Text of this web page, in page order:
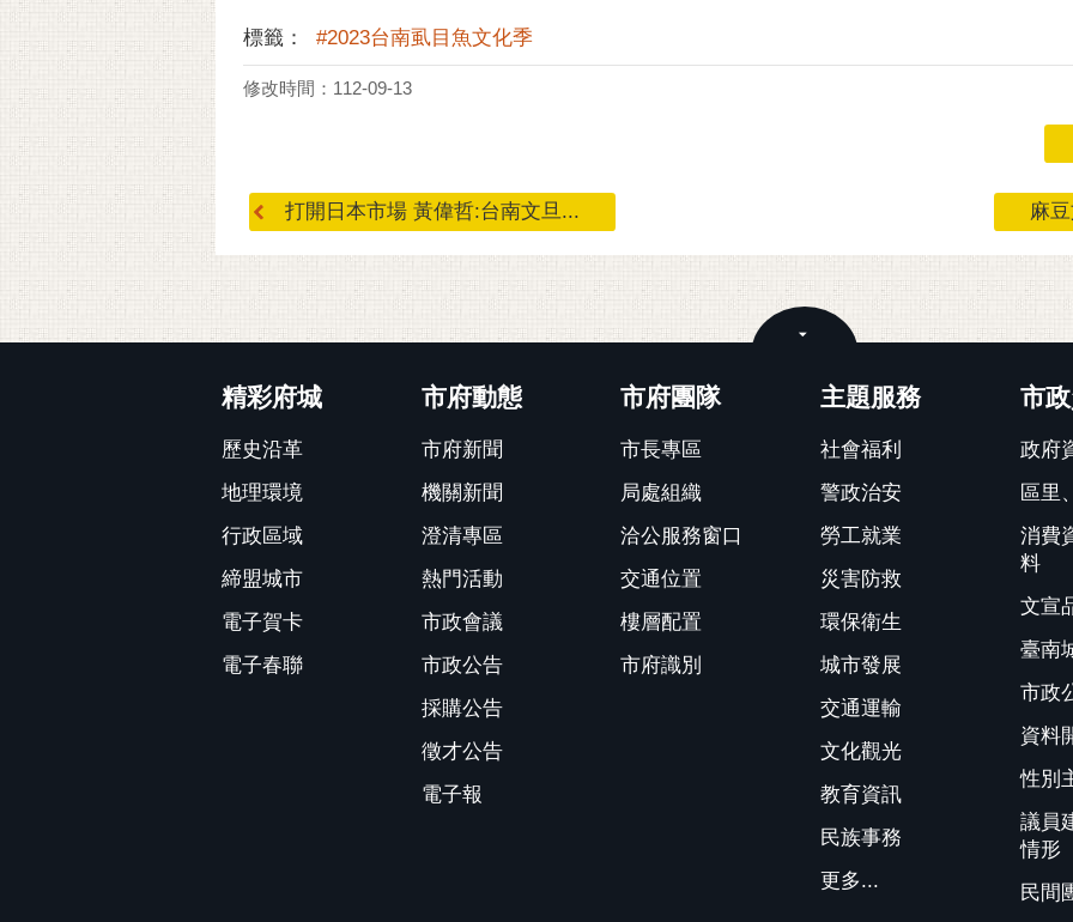
標籤： #2023台南虱目魚文化季
修改時間：112-09-13
打開日本市場 黃偉哲:台南文旦... 麻
精彩府城
歷史沿革
地理環境
行政區域
締盟城市
電子賀卡
電子春聯
市府動態
市府新聞
機關新聞
澄清專區
熱門活動
市政會議
市政公告
採購公告
徵才公告
電子報
市府團隊
市長專區
局處組織
洽公服務窗口
交通位置
樓層配置
市府識別
主題服務
社會福利
警政治安
勞工就業
災害防救
環保衛生
城市發展
交通運輸
文化觀光
教育資訊
民族事務
更多...
市
政府
區里
消費
料
文宣
臺南
市政
資料
性別
議員
情形
民間